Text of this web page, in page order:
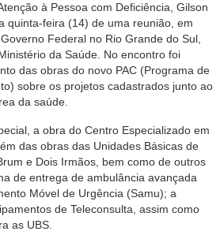
à Pessoa com Deficiência, Gilson
quinta-feira (14) de uma reunião, em
Federal no Rio Grande do Sul,
da Saúde. No encontro foi
das obras do novo PAC (Programa de
sobre os projetos cadastrados junto ao
da saúde.
a obra do Centro Especializado em
das obras das Unidades Básicas de
e Dois Irmãos, bem como de outros
de entrega de ambulância avançada
Móvel de Urgência (Samu); a
de Teleconsulta, assim como
as UBS.